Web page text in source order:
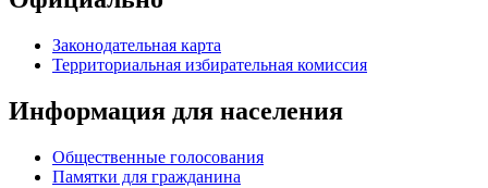
Законодательная карта
Территориальная избирательная комиссия
Информация для населения
Общественные голосования
Памятки для гражданина